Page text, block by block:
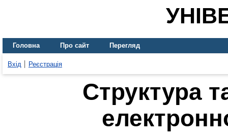
Головна Про сайт Перегляд
Вхід Реєстрація
Структура